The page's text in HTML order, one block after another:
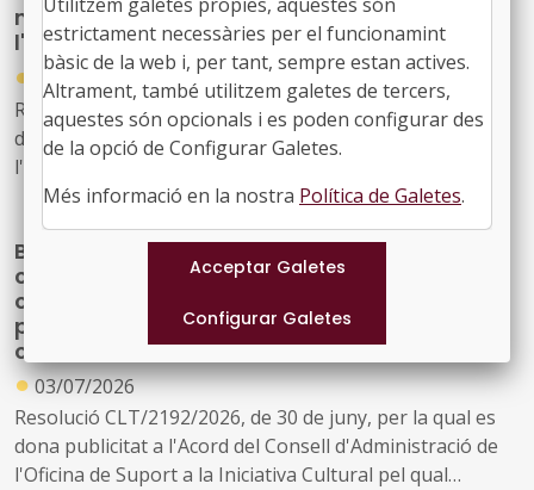
música i arts visuals en l'àmbit de
l'ensenyament reglat
●
08/07/2026
Resolució CLT/2242/2026, de 2 de juliol, per la qual es
dona publicitat a l'Acord del Consell d'Administració de
l'Oficina de Suport a la Iniciativa Cultural pel qual
s'aproven les bases específiques que han de regir la
concessió de subvencions per a activitats municipals i
comarcals d'arts escèniques, música i arts visuals en
l'àmbit de l'ensenyament reglat
Bases específiques que han de regir la
concessió de subvencions per a
commemoracions d'esdeveniments,
personalitats o entitats de l'àmbit de la
cultura catalana
●03/07/2026
Resolució CLT/2192/2026, de 30 de juny, per la qual es
dona publicitat a l'Acord del Consell d'Administració de
l'Oficina de Suport a la Iniciativa Cultural pel qual
estrictament necessàries per el funcionamint
bàsic de la web i, per tant, sempre estan actives.
Altrament, també utilitzem galetes de tercers,
aquestes són opcionals i es poden configurar des
de la opció de Configurar Galetes.
Més informació en la nostra Política de Galetes.